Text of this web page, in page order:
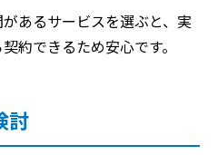
あるサービスを選ぶと、実
約できるため安心です。
討